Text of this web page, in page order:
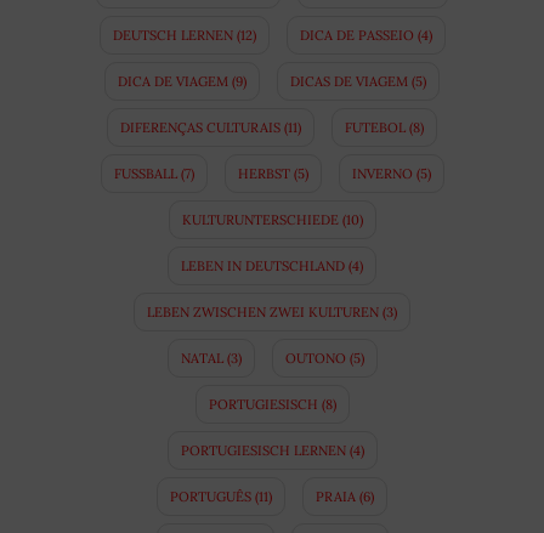
DEUTSCH LERNEN(12) DICA DE PASSEIO (4)
DICA DE VIAGEM (9) DICAS DE VIAGEM (5)
DIFERENÇAS CULTURAIS (11) FUTEBOL (8)
FUSSBALL (7) HERBST(5) INVERNO (5)
KULTURUNTERSCHIEDE(10)
LEBEN IN DEUTSCHLAND (4)
LEBEN ZWISCHEN ZWEI KULTUREN (3)
NATAL(3) OUTONO (5)
PORTUGIESISCH (8)
PORTUGIESISCH LERNEN(4)
PORTUGUÊS (11) PRAIA (6)